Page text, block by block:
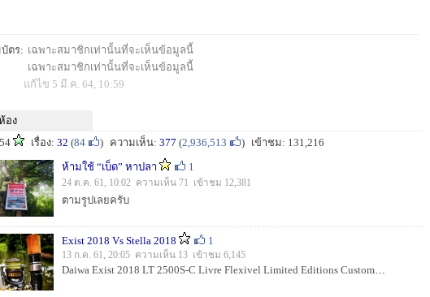
ตร: เฉพาะสมาชิกเท่านั้นที่จะเห็นข้อมูลนี้
เฉพาะสมาชิกเท่านั้นที่จะเห็นข้อมูลนี้
แก้ไข 5 มี.ค. 64, 10:59
อง
เรื่อง: 32 (84 ) ความเห็น: 377 (2,936,513 ) เข้าชม: 131,216
ห้ามใช้ “เบ็ด” หาปลา
1
24 ต.ค. 61, 10:02 ความเห็น 71 เข้าชม 12,381
ตามรูปเลยครับ
Exist 2018 Vs Stella 2018 1
13 ก.ค. 61, 20:05 ความเห็น 13 เข้าชม 6,145
Daiwa Exist 2018 LT 2500S-C Livre Flexivel Limited Editions Custom Balance Shots Spoon Ex LT 2500